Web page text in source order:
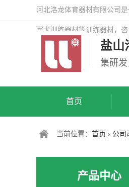
河北洛龙体育器材有限公司
军犬训练器材等训练器材，
盐山
集研
首页
当前位置： 首页 › 公司
产品中心